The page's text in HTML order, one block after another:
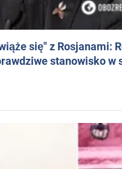
się" z Rosjanami:
stanowisko w